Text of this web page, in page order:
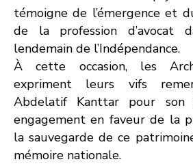
témoigne de l’émergence et
de la profession d’avocat
lendemain de l’Indépendance.
À cette occasion, les
expriment leurs vifs
Abdelatif Kanttar pour
engagement en faveur de la
la sauvegarde de ce
mémoire nationale.